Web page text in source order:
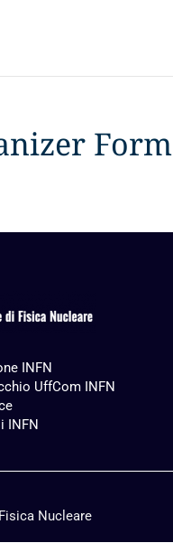
Form
INFN
UffCom INFN
INFN
Nucleare